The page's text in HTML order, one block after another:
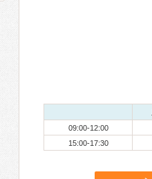
09:00-12:00
15:00-17:30